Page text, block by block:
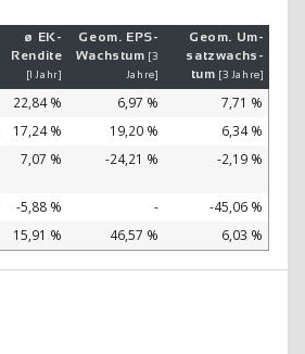
ø EK-
Ren­di­te
[1 Jahr]
Geom. EPS-
Wachs­tum [3
Jahre]
Geom. Um­
satz­wachs­
tum [3 Jahre]
22,84 % 6,97 %
7,71 %
17,24 % 19,20 %
6,34 %
7,07 % -24,21 % -2,19 %
-5,88 % -
-45,06 %
15,91 % 46,57 % 6,03 %